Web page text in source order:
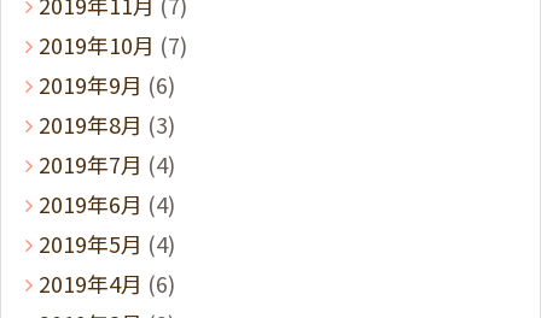
2019年10月 (7)
2019年9月 (6)
2019年8月 (3)
2019年7月 (4)
2019年6月 (4)
2019年5月 (4)
2019年4月 (6)